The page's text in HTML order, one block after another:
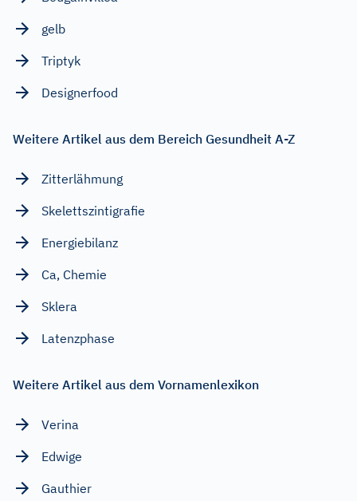
gelb
Triptyk
Designerfood
Weitere Artikel aus dem Bereich Gesundheit A-Z
Zitterlähmung
Skelettszintigrafie
Energiebilanz
Ca, Chemie
Sklera
Latenzphase
Weitere Artikel aus dem Vornamenlexikon
Verina
Edwige
Gauthier